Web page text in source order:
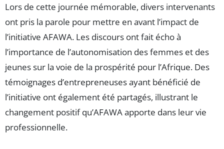
Lors de cette journée mémorable, divers intervenants
ont pris la parole pour mettre en avant l’impact de
l’initiative AFAWA. Les discours ont fait écho à
l’importance de l’autonomisation des femmes et des
jeunes sur la voie de la prospérité pour l’Afrique. Des
témoignages d’entrepreneuses ayant bénéficié de
l’initiative ont également été partagés, illustrant le
changement positif qu’AFAWA apporte dans leur vie
professionnelle.